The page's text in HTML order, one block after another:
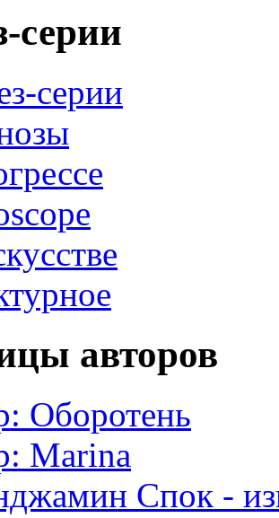
серии
серии
авторов
Оборотень
Marina
Спок -